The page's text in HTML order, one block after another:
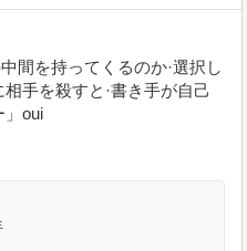
間を持ってくるのか·選択し
手を殺すと·書き手が自己
」oui